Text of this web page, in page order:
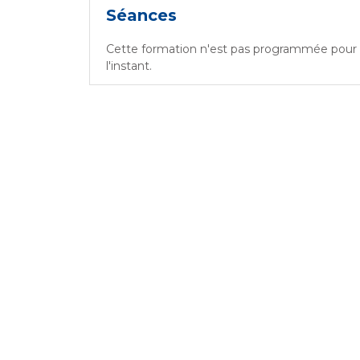
Séances
Cette formation n'est pas programmée pour
l'instant.